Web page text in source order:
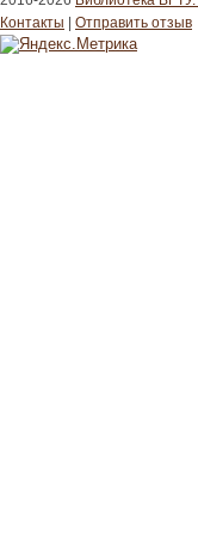
Контакты
Отправить отзыв